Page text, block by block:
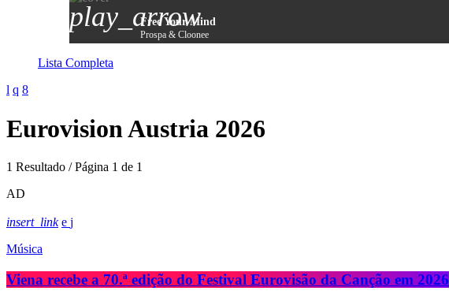
play_arrow
Free Your Mind
Prospa & Cloonee
Lista Completa
Eurovision Austria 2026
1 Resultado / Página 1 de 1
AD
insert_link
Música
Viena recebe a 70.ª edição do Festival Eurovisão da Canção em 2026